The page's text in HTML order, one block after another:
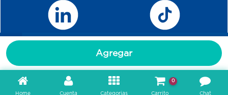
Agregar
Home Cuenta Categorias
0
Carrito Chat